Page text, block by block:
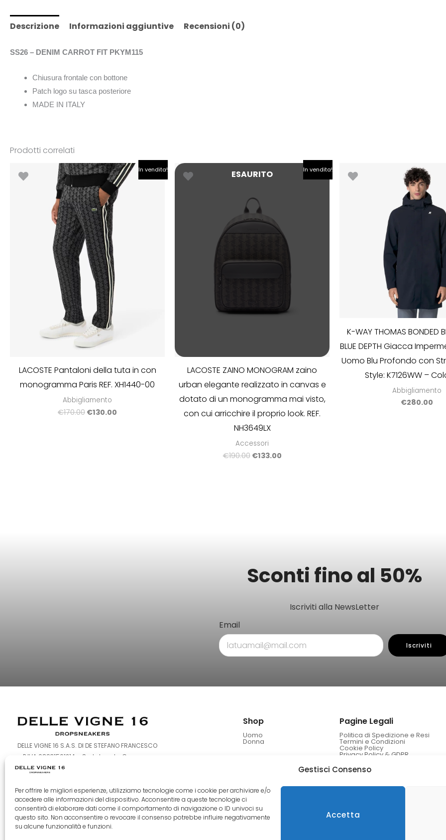
Gestisci Consenso
Per offrire le migliori esperienze, utilizziamo tecnologie come i cookie per archiviare e/o
accedere alle informazioni del dispositivo. Acconsentire a queste tecnologie ci
consentirà di elaborare dati come il comportamento di navigazione o ID univoci su
questo sito. Non acconsentire o revocare il consenso potrebbe influire negativamente
su alcune funzionalità e funzioni.
Accetta
Descrizione Informazioni aggiuntive Recensioni (0)
SS26 – DENIM CARROT FIT PKYM115
Chiusura frontale con bottone
Patch logo su tasca posteriore
MADE IN ITALY
Prodotti correlati
In vendita!
LACOSTE Pantaloni della tuta in con
monogramma Paris REF. XH1440-00
Abbigliamento
€170.00
Il
prezzo
originale
era:
€170.00.
€130.00
Il
prezzo
attuale
è:
In vendita!
ESAURITO
LACOSTE ZAINO MONOGRAM zaino
urban elegante realizzato in canvas e
dotato di un monogramma mai visto,
con cui arricchire il proprio look. REF.
NH3649LX
Accessori
€190.00
prezzo
€190.00.
€133.00
K-WAY THOMAS BONDED
BLUE DEPTH Giacca
Uomo Blu Profondo con
Style: K7126WW –
Abbigliamento
€280.00
Sconti fino al 50%
Iscriviti alla NewsLetter
Email
Iscriviti
DELLE VIGNE 16 S.A.S. DI DE STEFANO FRANCESCO
– P.IVA 08931561214 – Sede Legale: Corso
Europa 126-128 – 80016 Marano di Napoli (NA)
F
a
c
I
n
s
T
i
k
Shop
Uomo
Donna
Pagine Legali
Politica di Spedizione e Resi
Termini e Condizioni
Cookie Policy
Privacy Policy & GDPR